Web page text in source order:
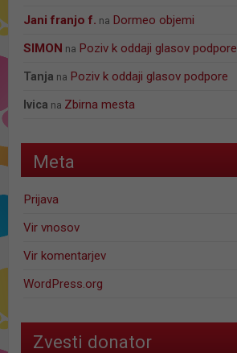
jani franjo f. na Dormeo objemi
SIMON na Poziv k oddaji glasov podpore
Tanja na Poziv k oddaji glasov podpore
Ivica na Zbirna mesta
Meta
Prijava
Vir vnosov
Vir komentarjev
WordPress.org
Zvesti donator